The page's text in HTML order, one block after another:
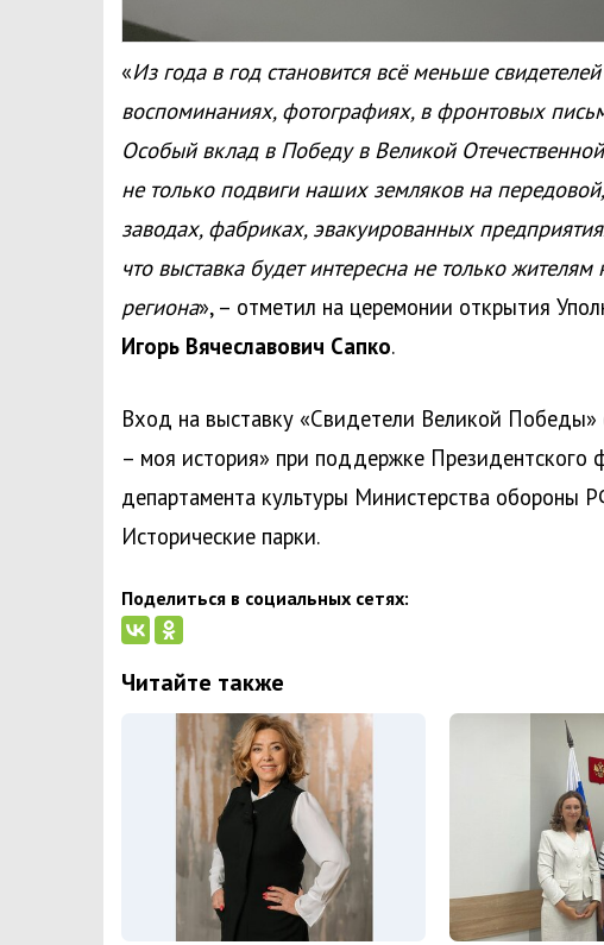
«Из года в год становится всё меньше
воспоминаниях, фотографиях, в фронтовых
Особый вклад в Победу в Великой
не только подвиги наших земляков на
заводах, фабриках, эвакуированных
что выставка будет интересна не только
региона», – отметил на церемонии открытия
Игорь Вячеславович Сапко.
Вход на выставку «Свидетели Великой
– моя история» при поддержке Президентского
департамента культуры Министерства обороны
Исторические парки.
Поделиться в социальных сетях:
Читайте также